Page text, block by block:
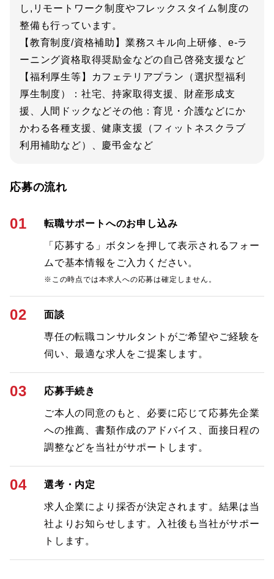
し,リモートワーク制度やフレックスタイム制度の
整備も行っています。
【教育制度/資格補助】業務スキル向上研修、e-ラ
ーニング資格取得奨励金などの自己啓発支援など
【福利厚生等】カフェテリアプラン（選択型福利
厚生制度）：社宅、持家取得支援、財産形成支
援、人間ドックなどその他：育児・介護などにか
かわる各種支援、健康支援（フィットネスクラブ
利用補助など）、慶弔金など
応募の流れ
01 転職サポートへのお申し込み
「応募する」ボタンを押して表示されるフォー
ムで基本情報をご入力ください。
※この時点では本求人への応募は確定しません。
02 面談
専任の転職コンサルタントがご希望やご経験を
伺い、最適な求人をご提案します。
03 応募手続き
ご本人の同意のもと、必要に応じて応募先企業
への推薦、書類作成のアドバイス、面接日程の
調整などを当社がサポートします。
04 選考・内定
求人企業により採否が決定されます。結果は当
社よりお知らせします。入社後も当社がサポー
トします。